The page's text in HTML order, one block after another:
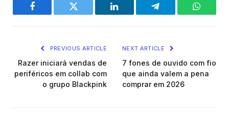
Facebook Twitter LinkedIn Telegram
PREVIOUS ARTICLE
Razer iniciará vendas de
periféricos em collab com
o grupo Blackpink
NEXT ARTICLE
7 fones de ouvido com fio
que ainda valem a pena
comprar em 2026